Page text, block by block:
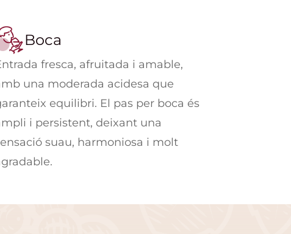
Boca
fresca, afruitada i amable,
una moderada acidesa que
equilibri. El pas per boca és
i persistent, deixant una
suau, harmoniosa i molt